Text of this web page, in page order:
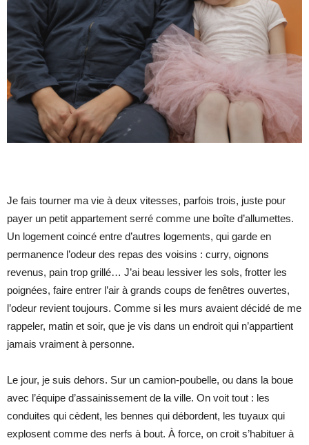
Je fais tourner ma vie à deux vitesses, parfois trois, juste pour
payer un petit appartement serré comme une boîte d’allumettes.
Un logement coincé entre d’autres logements, qui garde en
permanence l’odeur des repas des voisins : curry, oignons
revenus, pain trop grillé… J’ai beau lessiver les sols, frotter les
poignées, faire entrer l’air à grands coups de fenêtres ouvertes,
l’odeur revient toujours. Comme si les murs avaient décidé de me
rappeler, matin et soir, que je vis dans un endroit qui n’appartient
jamais vraiment à personne.
Le jour, je suis dehors. Sur un camion-poubelle, ou dans la boue
avec l’équipe d’assainissement de la ville. On voit tout : les
conduites qui cèdent, les bennes qui débordent, les tuyaux qui
explosent comme des nerfs à bout. À force, on croit s’habituer à